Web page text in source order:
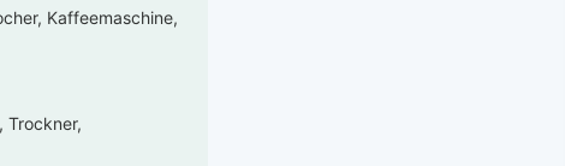
Kaffeemaschine,
Trockner,